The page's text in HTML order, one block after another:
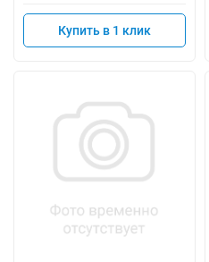
Купить в 1 клик